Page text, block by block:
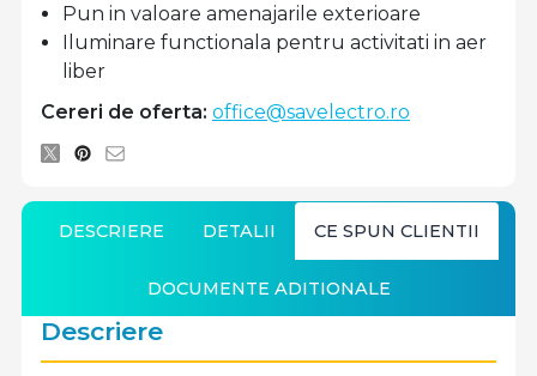
Pun in valoare amenajarile exterioare
Iluminare functionala pentru activitati in aer
liber
Cereri de oferta: office@savelectro.ro
DESCRIERE DETALII CE SPUN CLIENTII
DOCUMENTE ADITIONALE
Descriere